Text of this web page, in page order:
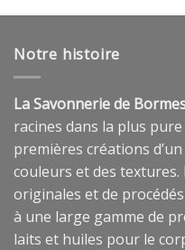
Notre histoire
La Savonnerie de
racines dans la plus
premières créations
couleurs et des textures.
originales et de
à une large gamme de
laits et huiles pour le